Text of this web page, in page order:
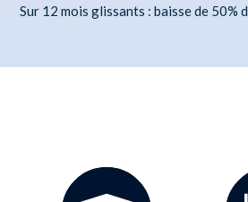
Sur 12 mois glissants : baisse de 50%